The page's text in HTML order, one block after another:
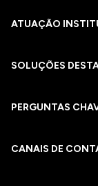
ATUAÇÃO
SOLUÇÕES
PERGUNTAS
CANAIS DE